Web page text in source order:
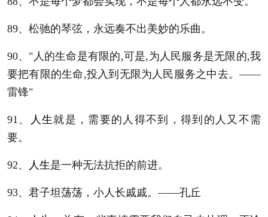
89、松驰的琴弦，永远奏不出美妙的乐曲。
90、"人的生命是有限的,可是,为人民服务是无限的,我
要把有限的生命,投入到无限为人民服务之中去。——
雷锋"
91、 人生 就是，需要的人得不到，得到的人又不需
要。
92、 人生是一种无法抗拒的前进。
93、君子坦荡荡，小人长戚戚。——孔丘